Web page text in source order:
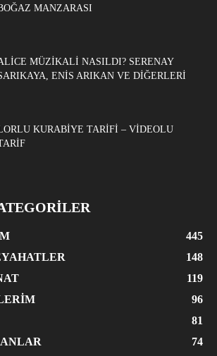
MANZARASI
MÜZIKALI NASILDI? SERENAY
ENIS ARIKAN VE DIĞERLERI
KURABIYE TARIFI – VIDEOLU
445
148
119
96
81
74